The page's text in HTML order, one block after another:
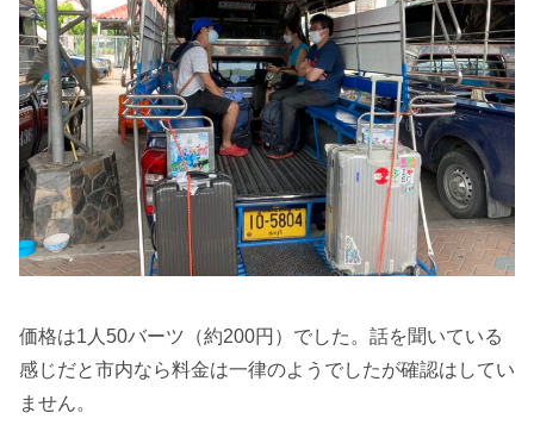
価格は1人50バーツ（約200円）でした。話を聞いている
感じだと市内なら料金は一律のようでしたが確認はしてい
ません。